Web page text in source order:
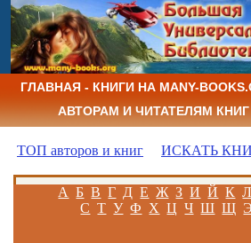
ГЛАВНАЯ - КНИГИ НА MANY-
АВТОРАМ И ЧИТАТЕЛЯМ КНИГ
ТОП авторов и книг ИСКАТЬ
А Б В Г Д Е Ж З И Й К Л
С Т У Ф Х Ц Ч Ш Щ Э